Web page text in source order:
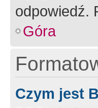
odpowiedź.
Góra
Czym jest